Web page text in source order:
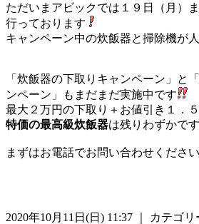
ただいまアビックでは１９日（月）
行っております
キャンペーン中の炊飯器と掃除機が
「炊飯器の下取りキャンペーン」と
ンペーン」もまだまだ実施中です
最大２万円の下取り＋お値引き１
特価の最高級炊飯器は残りわずかです
まずはお電話でお問い合わせくださ
2020年10月11日(日) 11:37 ｜ カテゴリ